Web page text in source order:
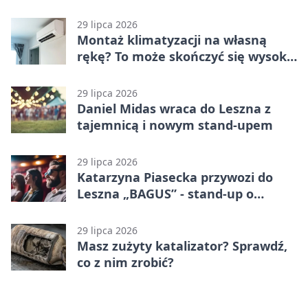
29 lipca 2026
Montaż klimatyzacji na własną
rękę? To może skończyć się wysoką
29 lipca 2026
Daniel Midas wraca do Leszna z
tajemnicą i nowym stand-upem
29 lipca 2026
Katarzyna Piasecka przywozi do
Leszna „BAGUS” - stand-up o
29 lipca 2026
Masz zużyty katalizator? Sprawdź,
co z nim zrobić?